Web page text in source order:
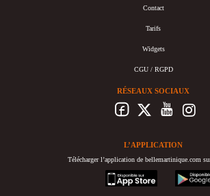
Contact
Tarifs
Widgets
CGU / RGPD
RÉSEAUX SOCIAUX
L’APPLICATION
Télécharger l’application de bellemartinique.com
appstore
googleplay